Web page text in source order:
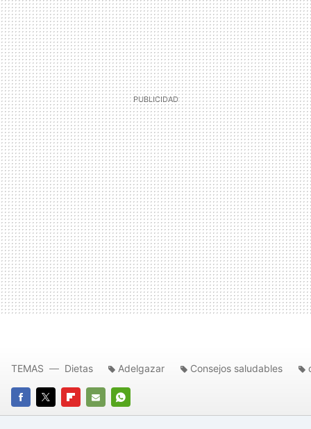
FACEBOOK
TWITTERFLIPBOARD
E-
WHATSAPP
TEMAS Dietas Adelgazar Consejos saludables